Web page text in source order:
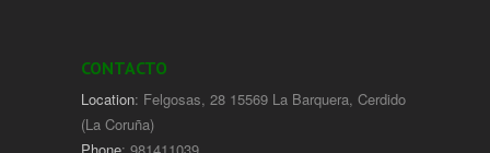
CONTACTO
Location: Felgosas, 28 15569 La Barquera, Cerdido
(La Coruña)
Phone: 981411039